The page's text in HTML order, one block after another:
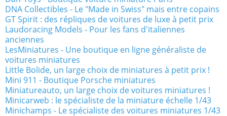
DNA Collectibles - Le "Made in Swiss" mais entre copains
GT Spirit : des répliques de voitures de luxe à petit prix
Laudoracing Models - Pour les fans d'italiennes
anciennes
LesMiniatures - Une boutique en ligne généraliste de
voitures miniatures
Little Bolide, un large choix de miniatures à petit prix !
Mini 911 - Boutique Porsche miniatures
Miniatureauto, un large choix de voitures miniatures !
Minicarweb : le spécialiste de la miniature échelle 1/43
Minichamps - Le spécialiste des voitures miniatures 1/43